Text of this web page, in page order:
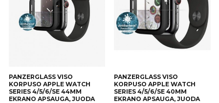
PANZERGLASS VISO
KORPUSO APPLE WATCH
SERIES 4/5/6/SE 44MM
EKRANO APSAUGA, JUODA
PANZERGLASS VISO
KORPUSO APPLE WATCH
SERIES 4/5/6/SE 40MM
EKRANO APSAUGA, JUODA